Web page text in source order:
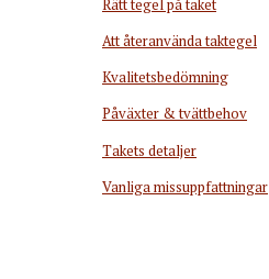
Att återanvända taktegel
Kvalitetsbedömning
Påväxter & tvättbehov
Takets detaljer
Vanliga missuppfattningar